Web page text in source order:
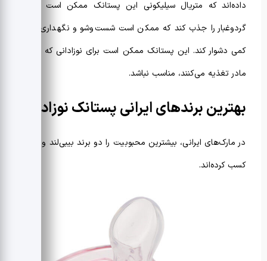
داده‌اند که متریال سیلیکونی این پستانک ممکن است پرز و
گردوغبار را جذب کند که ممکن است شست‌وشو و نگهداری آن را
کمی دشوار کند. این پستانک ممکن است برای نوزادانی که از شیر
مادر تغذیه می‌کنند، مناسب نباشد.
بهترین برندهای ایرانی پستانک نوزاد
در مارک‌های ایرانی، بیشترین محبوبیت را دو برند بیبی‌لند و وی‌کر
کسب کرده‌اند.